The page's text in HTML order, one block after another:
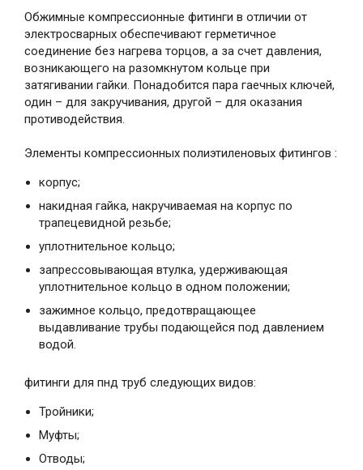
Обжимные компрессионные фитинги в отличии от
электросварных обеспечивают герметичное
соединение без нагрева торцов, а за счет давления,
возникающего на разомкнутом кольце при
затягивании гайки. Понадобится пара гаечных ключей,
один – для закручивания, другой – для оказания
противодействия.
Элементы компрессионных полиэтиленовых фитингов :
корпус;
накидная гайка, накручиваемая на корпус по
трапецевидной резьбе;
уплотнительное кольцо;
запрессовывающая втулка, удерживающая
уплотнительное кольцо в одном положении;
зажимное кольцо, предотвращающее
выдавливание трубы подающейся под давлением
водой.
фитинги для пнд труб следующих видов:
Тройники;
Муфты;
Отводы;